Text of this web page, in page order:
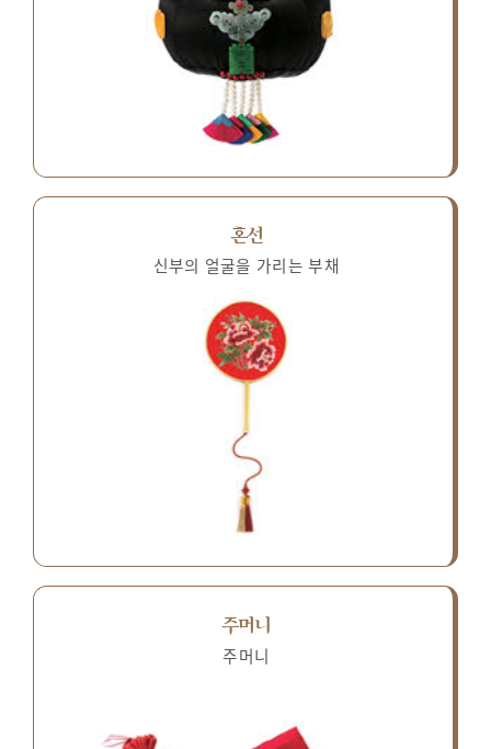
혼선
신부의 얼굴을 가리는 부채
주머니
주머니